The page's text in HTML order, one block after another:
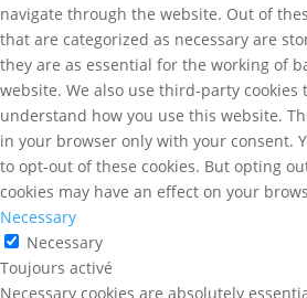
navigate through the website. Out of
that are categorized as necessary are
they are as essential for the working of
website. We also use third-party cookies
understand how you use this website.
in your browser only with your consent.
to opt-out of these cookies. But opting
cookies may have an effect on your
Necessary
Necessary
Toujours activé
Necessary cookies are absolutely